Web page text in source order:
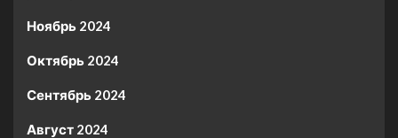
Ноябрь 2024
Октябрь 2024
Сентябрь 2024
Август 2024